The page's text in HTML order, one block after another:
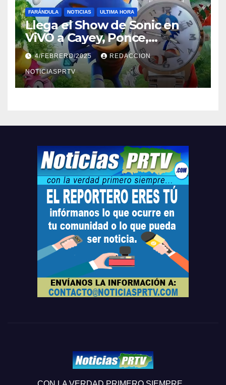
FARÁNDULA NOTICIAS ULTIMA HORA
Llega el Show de Sonic en
ViVO a Cayey, Ponce,
Barceloneta y Humacao,
Relojes gratis para el que
compre ahora….
4/FEBRERO/2025 REDACCION
NOTICIASPRTV